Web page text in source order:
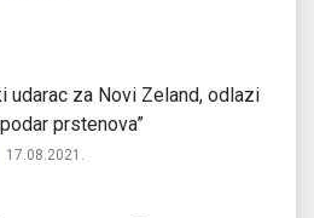
udarac za Novi Zeland, odlazi
prstenova”
17.08.2021.